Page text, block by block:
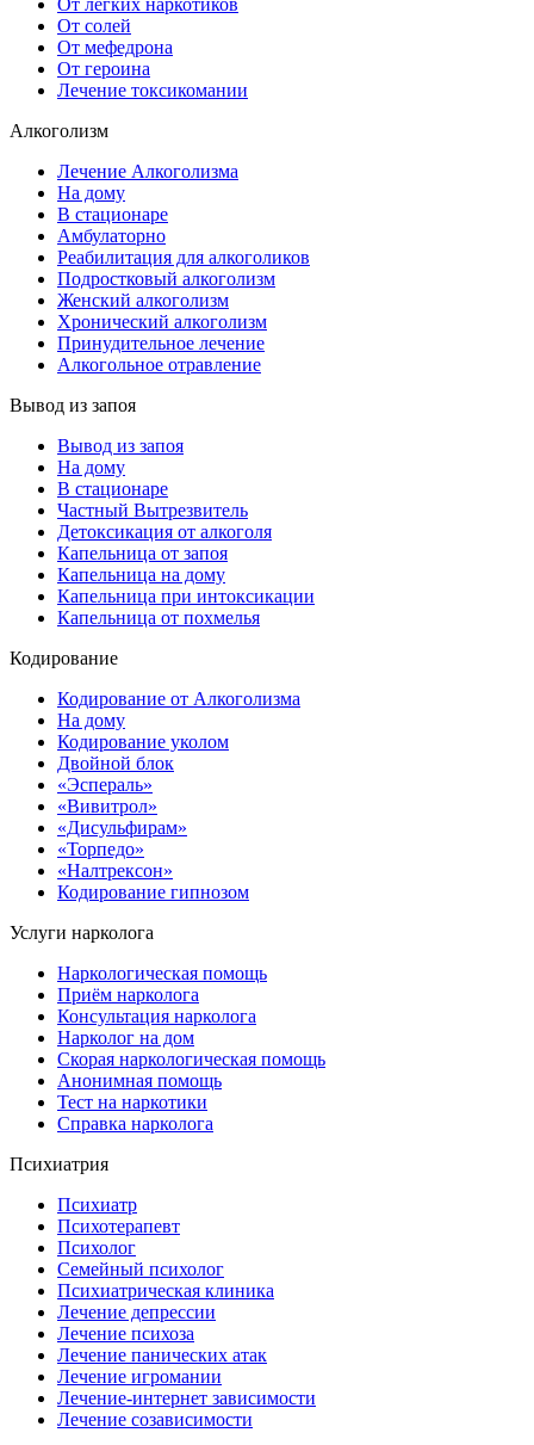
От солей
От мефедрона
От героина
Лечение токсикомании
Алкоголизм
Лечение Алкоголизма
На дому
В стационаре
Амбулаторно
Реабилитация для алкоголиков
Подростковый алкоголизм
Женский алкоголизм
Хронический алкоголизм
Принудительное лечение
Алкогольное отравление
Вывод из запоя
Вывод из запоя
На дому
В стационаре
Частный Вытрезвитель
Детоксикация от алкоголя
Капельница от запоя
Капельница на дому
Капельница при интоксикации
Капельница от похмелья
Кодирование
Кодирование от Алкоголизма
На дому
Кодирование уколом
Двойной блок
«Эспераль»
«Вивитрол»
«Дисульфирам»
«Торпедо»
«Налтрексон»
Кодирование гипнозом
Услуги нарколога
Наркологическая помощь
Приём нарколога
Консультация нарколога
Нарколог на дом
Скорая наркологическая помощь
Анонимная помощь
Тест на наркотики
Справка нарколога
Психиатрия
Психиатр
Психотерапевт
Психолог
Семейный психолог
Психиатрическая клиника
Лечение депрессии
Лечение психоза
Лечение панических атак
Лечение игромании
Лечение-интернет зависимости
Лечение созависимости